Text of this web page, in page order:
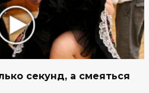
секунд, а смеяться